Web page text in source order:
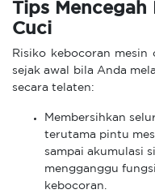
Tips Mencegah
Cuci
Risiko kebocoran mesin
sejak awal bila Anda
secara telaten:
Membersihkan
terutama pintu
sampai akumulasi
mengganggu
kebocoran.